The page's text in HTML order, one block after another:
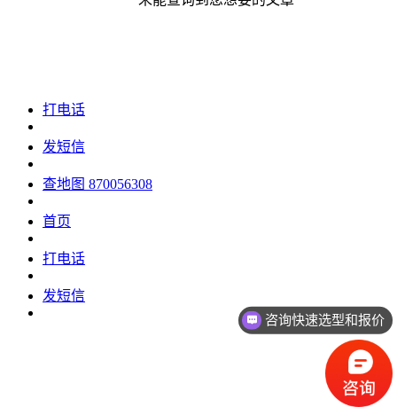
打电话
发短信
查地图 870056308
首页
打电话
发短信
咨询快速选型和报价